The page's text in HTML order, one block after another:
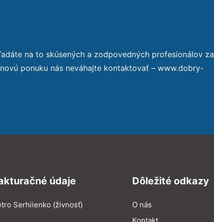
na to skúsených a zodpovedných profesionálov za
ponuku nás neváhajte kontaktovať – www.dobry-
údaje
Serhiienko (živnosť)
Dôležité odkazy
O nás
Kontakt